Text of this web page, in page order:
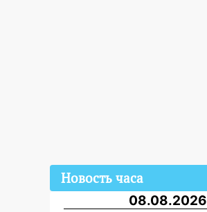
Новость часа
08.08.2026